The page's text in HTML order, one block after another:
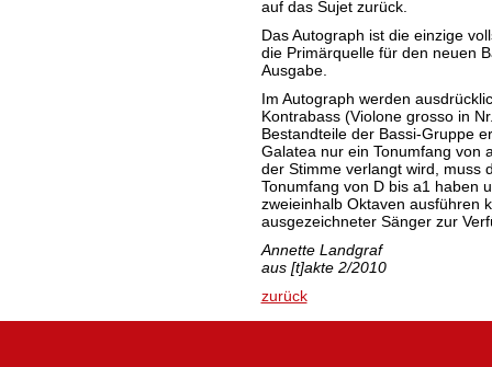
auf das Sujet zurück.
Das Autograph ist die einzige
die Primärquelle für den neuen
Ausgabe.
Im Autograph werden
Kontrabass (Violone grosso in
Bestandteile der Bassi-Gruppe
Galatea nur ein Tonumfang von
der Stimme verlangt wird, muss
Tonumfang von D bis a1 haben
zweieinhalb Oktaven ausführen
ausgezeichneter Sänger
Annette Landgraf
aus [t]akte 2/2010
zurück